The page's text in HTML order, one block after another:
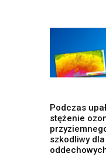
Podczas
stężenie
szkodliwy